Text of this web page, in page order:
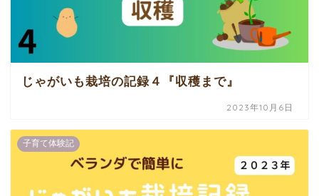
じゃがいも栽培の記録４『収穫まで』
2023年10月6日
子育て体験記